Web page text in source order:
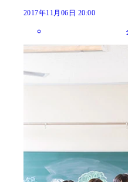
2017年11月06日 20:00